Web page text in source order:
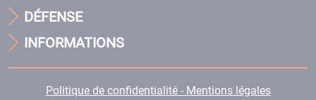
DÉFENSE
INFORMATIONS
Politique de confidentialité - Mentions légales